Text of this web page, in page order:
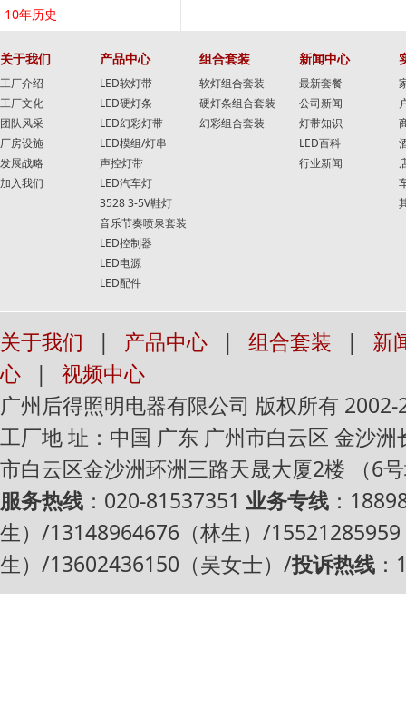
10年历史
关于我们
工厂介绍
工厂文化
团队风采
厂房设施
发展战略
加入我们
产品中心
LED软灯带
LED硬灯条
LED幻彩灯带
LED模组/灯串
声控灯带
LED汽车灯
3528 3-5V鞋灯
音乐节奏喷泉套装
LED控制器
LED电源
LED配件
组合套装
软灯组合套装
硬灯条组合套装
幻彩组合套装
新闻中心
最新套餐
公司新闻
灯带知识
LED百科
行业新闻
关于我们 | 产品中心 | 组合套装 |
新
心
|
视频中心
广州后得照明电器有限公司 版权所有
工厂地 址：中国 广东 广州市白云区 金沙
市白云区金沙洲环洲三路天晟大厦2楼 （6
服务热线 ：020-81537351 业务专线 ：
生）/13148964676（林生）/
生）/13602436150（吴女士）/投诉热线